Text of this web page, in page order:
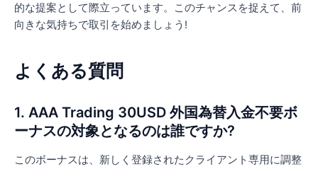
的な提案として際立っています。このチャンスを捉えて、前
向きな気持ちで取引を始めましょう!
よくある質問
1. AAA Trading 30USD 外国為替入金不要ボ
ーナスの対象となるのは誰ですか?
このボーナスは、新しく登録されたクライアント専用に調整